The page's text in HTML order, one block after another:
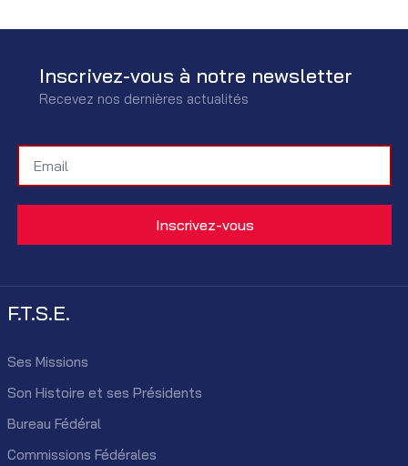
Inscrivez-vous à notre newsletter
Recevez nos dernières actualités
F.T.S.E.
Ses Missions
Son Histoire et ses Présidents
Bureau Fédéral
Commissions Fédérales